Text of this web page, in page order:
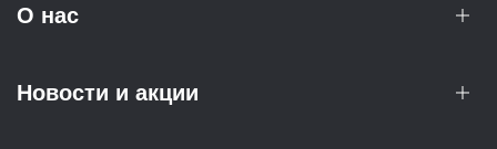
О нас
Новости и акции